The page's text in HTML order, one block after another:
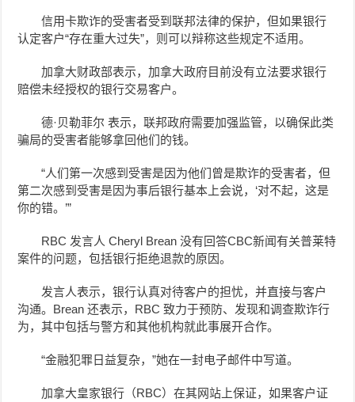
信用卡欺诈的受害者受到联邦法律的保护，但如果银行
认定客户“存在重大过失”，则可以辩称这些规定不适用。
加拿大财政部表示，加拿大政府目前没有立法要求银行
赔偿未经授权的银行交易客户。
德·贝勒菲尔 表示，联邦政府需要加强监管，以确保此类
骗局的受害者能够拿回他们的钱。
“人们第一次感到受害是因为他们曾是欺诈的受害者，但
第二次感到受害是因为事后银行基本上会说，‘对不起，这是
你的错。’”
RBC 发言人 Cheryl Brean 没有回答CBC新闻有关普莱特
案件的问题，包括银行拒绝退款的原因。
发言人表示，银行认真对待客户的担忧，并直接与客户
沟通。Brean 还表示，RBC 致力于预防、发现和调查欺诈行
为，其中包括与警方和其他机构就此事展开合作。
“金融犯罪日益复杂，”她在一封电子邮件中写道。
加拿大皇家银行（RBC）在其网站上保证，如果客户证